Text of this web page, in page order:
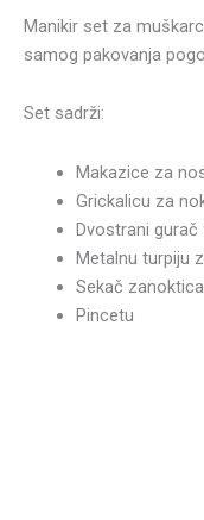
Manikir set za
samog pakovanja
Set sadrži:
Makazice za
Grickalicu za
Dvostrani
Metalnu turpiju
Sekač zanoktica
Pincetu